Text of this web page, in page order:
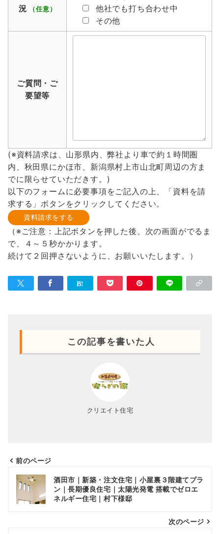
況
（任意）
他社でも打ち合わせ中
その他
ご質問・ご
要望等
(※資料請求は、山形県内、弊社より車で約１時間圏
内、秋田県にかほ市、新潟県村上市山北町周辺の方ま
でに限らせていただきす。)
以下のフォームに必要事項をご記入の上、「資料を請
求する」ボタンをクリックしてください。
（※ご注意：上記ボタンを押した後、次の画面がでるま
で、４～５秒かかります。
続けて２回押さないように、お願いいたします。）
この記事を書いた人
クリエイト住宅
投
稿
ナ
ビ
前のページ
酒田市｜新築・注文住宅｜小屋裏３階建てプラ
ン｜長期優良住宅｜太陽光発電 搭載でゼロエ
ネルギー住宅｜村下様邸
次のページ